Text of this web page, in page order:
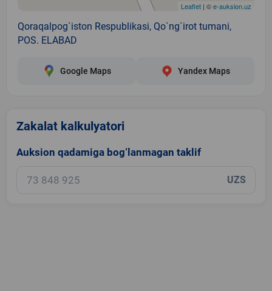
Leaflet | ©e-auksion.uz
Qoraqalpog`iston Respublikasi, Qo`ng`irot tumani,
POS. ELABAD
Google Maps Yandex Maps
Zakalat kalkulyatori
Auksion qadamiga bog‘lanmagan taklif
UZS